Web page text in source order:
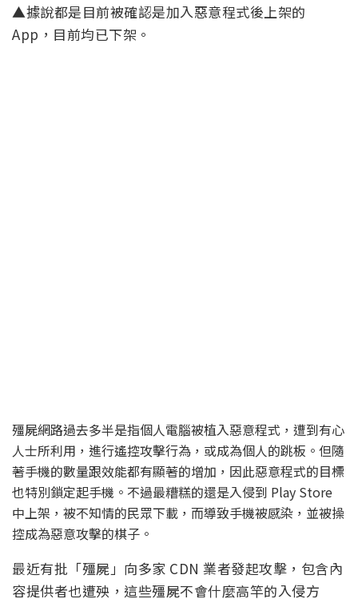
▲據說都是目前被確認是加入惡意程式後上架的
App，目前均已下架。
殭屍網路過去多半是指個人電腦被植入惡意程式，遭到有心
人士所利用，進行遙控攻擊行為，或成為個人的跳板。但隨
著手機的數量跟效能都有顯著的增加，因此惡意程式的目標
也特別鎖定起手機。不過最糟糕的還是入侵到 Play Store
中上架，被不知情的民眾下載，而導致手機被感染，並被操
控成為惡意攻擊的棋子。
最近有批「殭屍」向多家 CDN 業者發起攻擊，包含內
容提供者也遭殃，這些殭屍不會什麼高竿的入侵方